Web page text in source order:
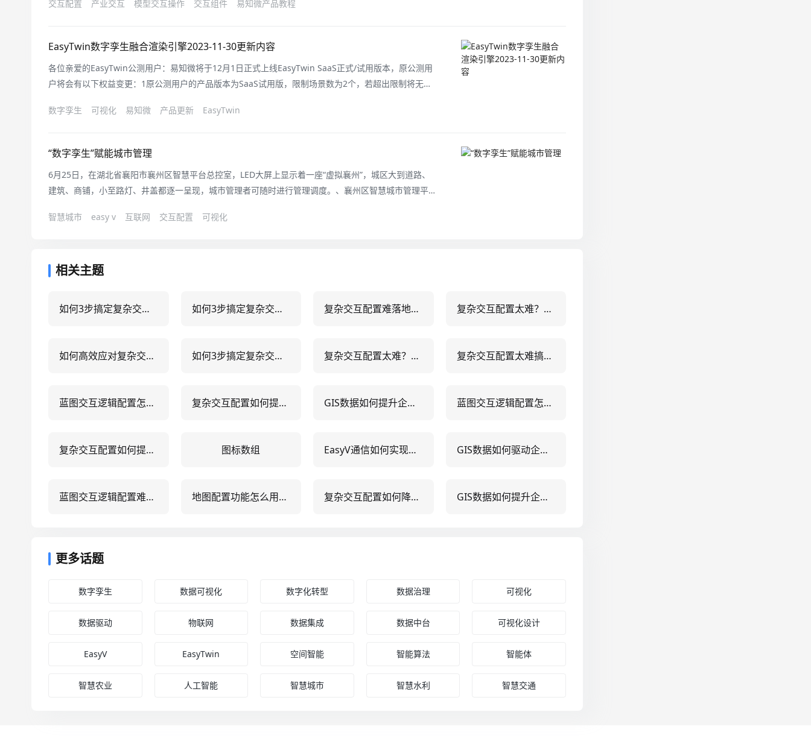
件以及3D组件等可进行点击交互操作，以及视角旋转操作，同时，可进行配置项的调节。但是此时，不
交互配置 产业交互 模型交互操作 交互组件 易知微产品教程
EasyTwin数字孪生融合渲染引擎2023-11-30更新内容
各位亲爱的EasyTwin公测用户：易知微将于12月1日正式上线EasyTwin SaaS正式/试用版本，原公测用
户将会有以下权益变更：1原公测用户的产品版本为SaaS试用版，限制场景数为2个，若超出限制将无法
权限同步到期。3若有产品延期需求，可联系相应的对接人员或拨打400-8505-90
数字孪生 可视化 易知微 产品更新 EasyTwin
“数字孪生”赋能城市管理
6月25日，在湖北省襄阳市襄州区智慧平台总控室，LED大屏上显示着一座“虚拟襄州”，城区大到道路、
建筑、商铺，小至路灯、井盖都逐一呈现，城市管理者可随时进行管理调度。、襄州区智慧城市管理平台
进技术，整合多渠道信息资源，将城区按比例进行三维真实还原。综合执法、交通管理、环卫监督等21
智慧城市 easy v 互联网 交互配置 可视化
相关主题
如何3步搞定复杂交互配置？数据可视化平台实战指南 如何3步搞定复杂交互配置？数据可视化平台实战指南 复杂交互配置难落地？5大实战方案破解低代码平台配置瓶颈 复杂交互配置太难？5大实战策略让低代码平台高效落地
如何高效应对复杂交互配置难题？5大策略揭秘 如何3步搞定复杂交互配置？数据可视化平台实战指南 复杂交互配置太难？5个实战技巧让低代码平台高效落地 复杂交互配置太难搞？5个实战技巧让配置效率提升300%
蓝图交互逻辑配置怎么做？5步搞定低代码平台可视化交互设计 复杂交互配置如何提升BI看板转化率？5个实战优化策略 GIS数据如何提升企业决策效率？10个实战应用案例解析 蓝图交互逻辑配置怎么做？5步实现高效可视化配置（含实战案例）
复杂交互配置如何提升可视化效率？5个企业级实战优化方案 图标数组 EasyV通信如何实现零代码搭建实时数据大屏？5大行业实战案例解析 GIS数据如何驱动企业决策？10个真实应用场景与可视化落地指南
蓝图交互逻辑配置难？5步高效配置指南 地图配置功能怎么用？5大企业级配置技巧+实操案例解析 复杂交互配置如何降低80%开发成本？5大实战优化策略揭秘 GIS数据如何提升企业决策效率？5大实战应用场景解析
更多话题
数字孪生 数据可视化 数字化转型 数据治理 可视化
数据驱动 物联网 数据集成 数据中台 可视化设计
EasyV EasyTwin 空间智能 智能算法 智能体
智慧农业 人工智能 智慧城市 智慧水利 智慧交通